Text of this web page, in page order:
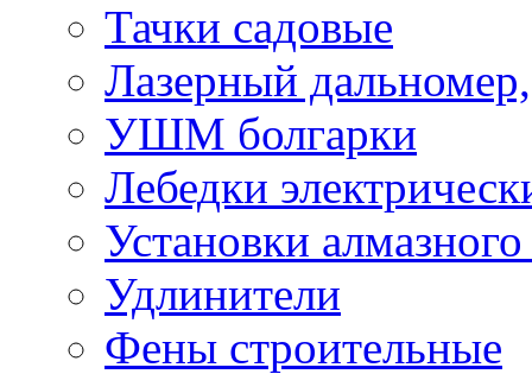
Тачки садовые
Лазерный дальномер,
УШМ болгарки
Лебедки
Установки
Удлинители
Фены строительные